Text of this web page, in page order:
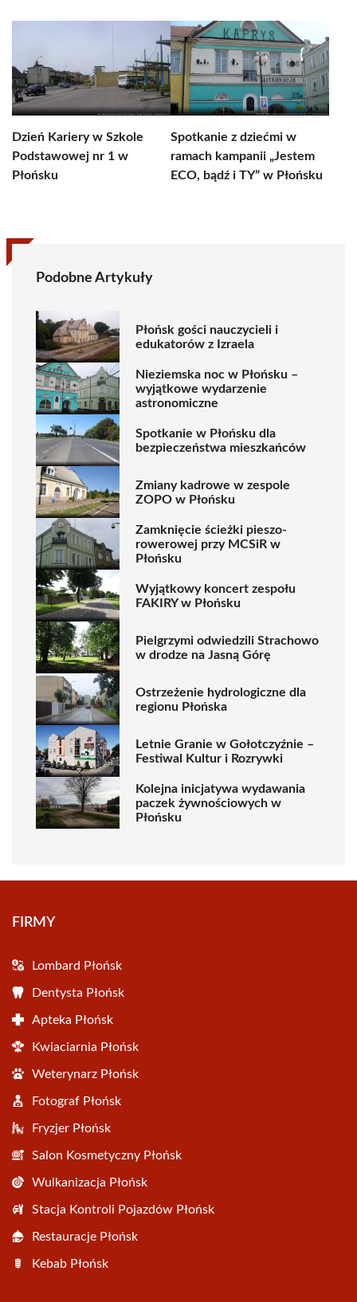
Dzień Kariery w Szkole
Podstawowej nr 1 w
Płońsku
Spotkanie z dziećmi w
ramach kampanii „Jestem
ECO, bądź i TY” w Płońsku
Podobne Artykuły
Płońsk gości nauczycieli i
edukatorów z Izraela
Nieziemska noc w Płońsku –
wyjątkowe wydarzenie
astronomiczne
Spotkanie w Płońsku dla
bezpieczeństwa mieszkańców
Zmiany kadrowe w zespole
ZOPO w Płońsku
Zamknięcie ścieżki pieszo-
rowerowej przy MCSiR w
Płońsku
Wyjątkowy koncert zespołu
FAKIRY w Płońsku
Pielgrzymi odwiedzili Strachowo
w drodze na Jasną Górę
Ostrzeżenie hydrologiczne dla
regionu Płońska
Letnie Granie w Gołotczyźnie –
Festiwal Kultur i Rozrywki
Kolejna inicjatywa wydawania
paczek żywnościowych w
Płońsku
FIRMY
Lombard Płońsk
Dentysta Płońsk
Apteka Płońsk
Kwiaciarnia Płońsk
Weterynarz Płońsk
Fotograf Płońsk
Fryzjer Płońsk
Salon Kosmetyczny Płońsk
Wulkanizacja Płońsk
Stacja Kontroli Pojazdów Płońsk
Restauracje Płońsk
Kebab Płońsk